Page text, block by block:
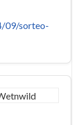
09/sorteo-